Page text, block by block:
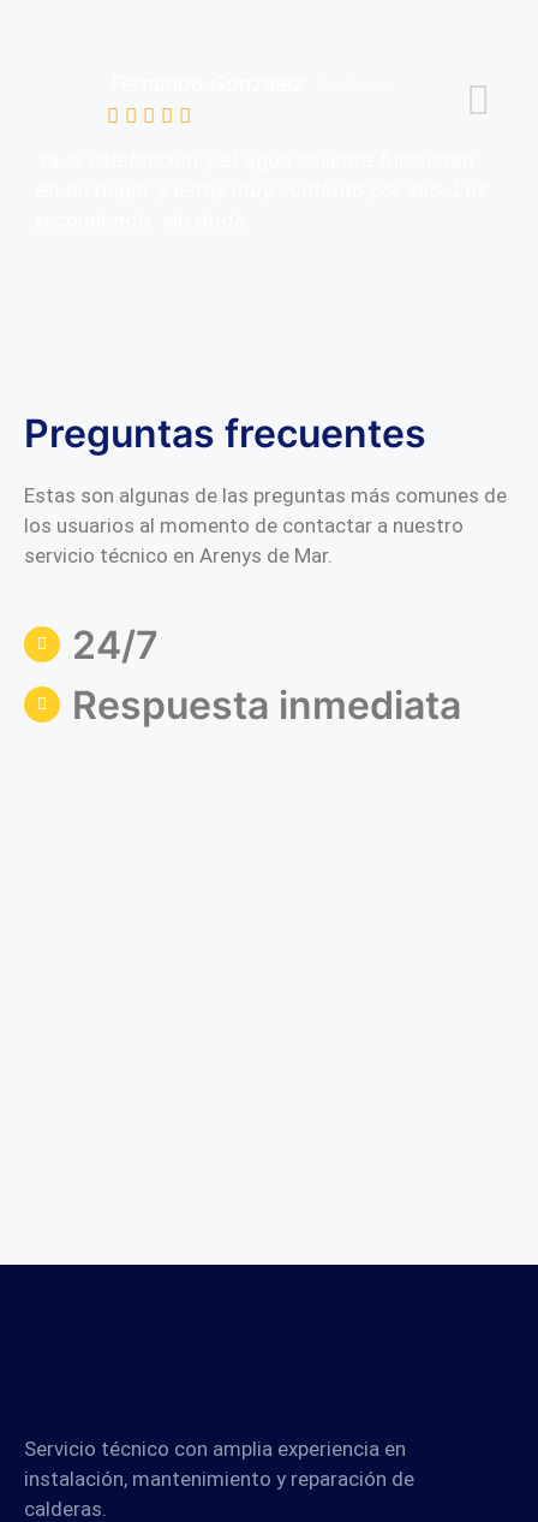
Preguntas frecuentes
Estas son algunas de las preguntas más comunes de
los usuarios al momento de contactar a nuestro
servicio técnico en Arenys de Mar.
24/7
Respuesta inmediata
Servicio técnico con amplia experiencia en
instalación, mantenimiento y reparación de
calderas.